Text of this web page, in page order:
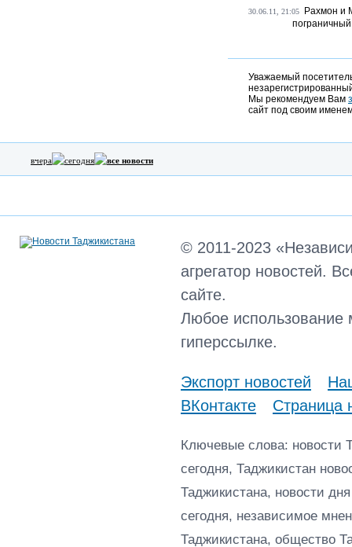
30.06.11, 21:05
Рахмон и
Уважаемый
Мы рекомендуем Вам
сайт под своим
вчера сегодня все новости
© 2011-2023
агрегатор новостей.
сайте.
Любое использование
гиперссылке.
Экспорт новостей
ВКонтакте
Страница
Ключевые слова: новости
сегодня, Таджикистан
Таджикистана, новости
сегодня, независимое
Таджикистана, общество